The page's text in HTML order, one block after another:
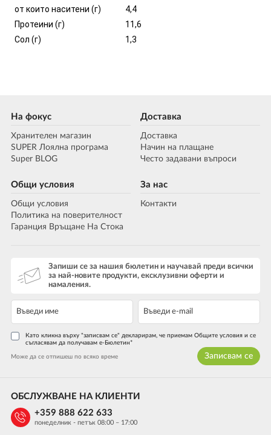
от които наситени (г)
4,4
Протеини (г)
11,6
Сол (г)
1,3
На фокус
Хранителен магазин
SUPER Лоялна програма
Super BLOG
Доставка
Доставка
Начин на плащане
Често задавани въпроси
Общи условия
Общи условия
Политика на поверителност
Гаранция Връщане На Стока
За нас
Контакти
Запиши се за нашия бюлетин и научавай преди всички
за най-новите продукти, ексклузивни оферти и
намаления.
Като кликна върху "записвам се" декларирам, че приемам Общите условия и се
съгласявам да получавам е-Бюлетин*
Може да се отпишеш по всяко време Записвам се
ОБСЛУЖВАНЕ НА КЛИЕНТИ
+359 888 622 633
понеделник - петък 08:00 – 17:00